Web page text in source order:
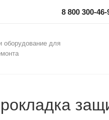
8 800 300-46-
оборудование для